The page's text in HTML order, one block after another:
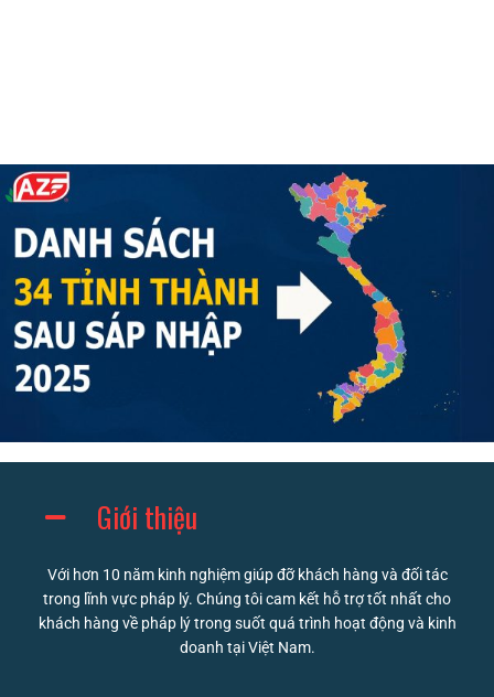
Giới thiệu
Với hơn 10 năm kinh nghiệm giúp đỡ khách hàng và đối tác
trong lĩnh vực pháp lý. Chúng tôi cam kết hỗ trợ tốt nhất cho
khách hàng về pháp lý trong suốt quá trình hoạt động và kinh
doanh tại Việt Nam.